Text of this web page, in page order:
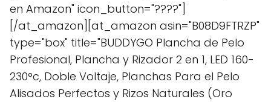
en Amazon" icon_button="????"]
[/at_amazon][at_amazon asin="B08D9FTRZP"
type="box" title="BUDDYGO Plancha de Pelo
Profesional, Plancha y Rizador 2 en 1, LED 160-
230°c, Doble Voltaje, Planchas Para el Pelo
Alisados Perfectos y Rizos Naturales (Oro